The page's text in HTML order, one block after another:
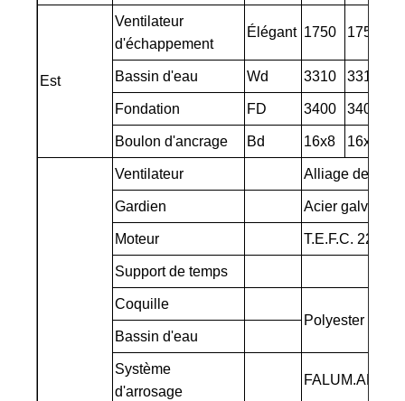
Est
Ventilateur
d'échappement
Élégant 1750 1750
Bassin d'eau Wd 3310 3310
Fondation FD 3400 3400
Boulon d'ancrage Bd 16x8 16x8
Ventilateur Alliage de
Gardien Acier galvanisé
Moteur T.E.F.C. 220V-
Support de temps
Coquille
Polyester
Bassin d'eau
Système
d'arrosage